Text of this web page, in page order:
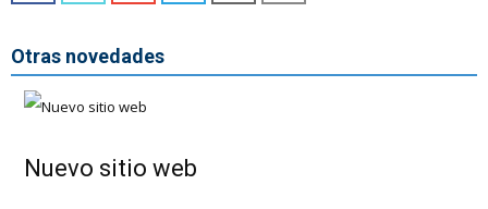
Otras novedades
Nuevo sitio web